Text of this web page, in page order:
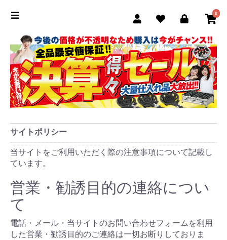
0
サイトポリシー
当サイトをご利用いただく際の注意事項について記載し
ています。
営業・勧誘目的の連絡につい
て
電話・メール・当サイトのお問い合わせフォームを利用
した営業・勧誘目的のご連絡は一切お断りしておりま